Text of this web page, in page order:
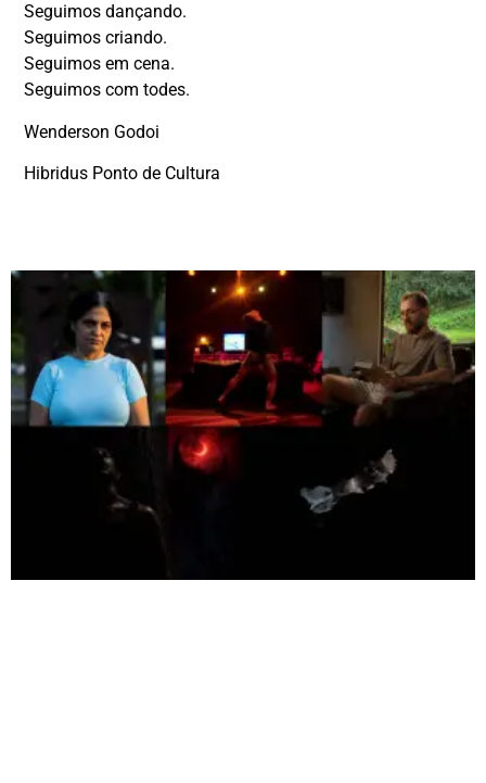
Seguimos dançando.
Seguimos criando.
Seguimos em cena.
Seguimos com todes.
Wenderson Godoi
Hibridus Ponto de Cultura